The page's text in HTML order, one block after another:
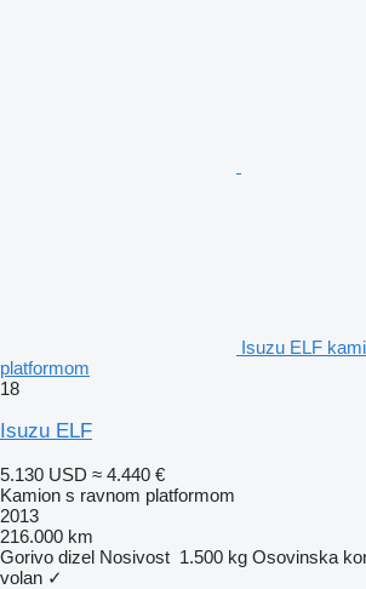
Isuzu ELF
platformom
18
Isuzu ELF
5.130 USD ≈ 4.440 €
Kamion s ravnom platformom
2013
216.000 km
Gorivo dizel Nosivost 1.500 kg Osovinska
volan ✓